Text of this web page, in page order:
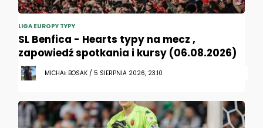
LIGA EUROPY TYPY
SL Benfica - Hearts typy na mecz ,
zapowiedź spotkania i kursy (06.08.2026)
MICHAŁ BOSAK / 5 SIERPNIA 2026, 23:10